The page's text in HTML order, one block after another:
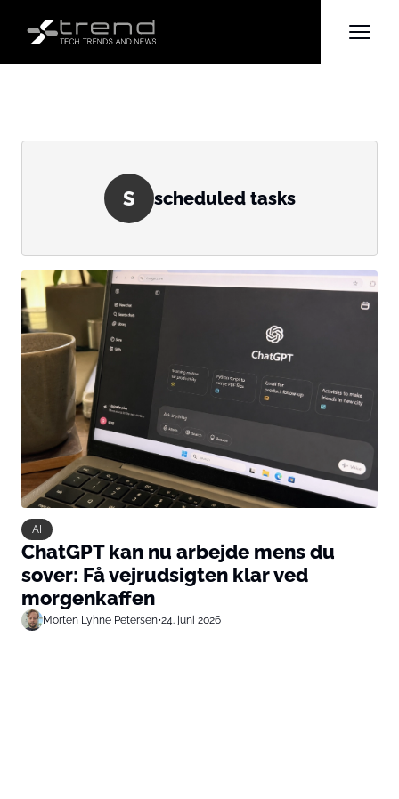
S scheduled tasks
AI
ChatGPT kan nu arbejde mens du
sover: Få vejrudsigten klar ved
morgenkaffen
Morten Lyhne Petersen•24. juni 2026